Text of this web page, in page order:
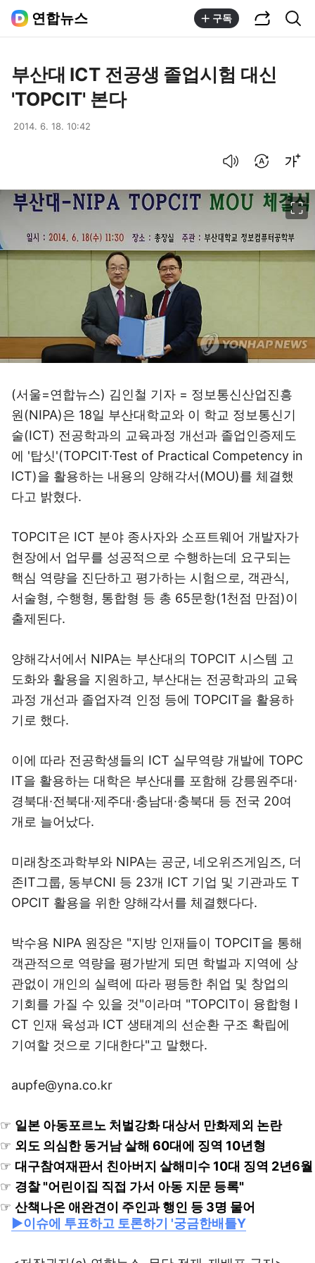
연합뉴스 구독
부산대 ICT 전공생 졸업시험 대신
'TOPCIT' 본다
2014. 6. 18. 10:42
(서울=연합뉴스) 김인철 기자 = 정보통신산업진흥
원(NIPA)은 18일 부산대학교와 이 학교 정보통신기
술(ICT) 전공학과의 교육과정 개선과 졸업인증제도
에 '탑싯'(TOPCIT·Test of Practical Competency in
ICT)을 활용하는 내용의 양해각서(MOU)를 체결했
다고 밝혔다.
TOPCIT은 ICT 분야 종사자와 소프트웨어 개발자가
현장에서 업무를 성공적으로 수행하는데 요구되는
핵심 역량을 진단하고 평가하는 시험으로, 객관식,
서술형, 수행형, 통합형 등 총 65문항(1천점 만점)이
출제된다.
양해각서에서 NIPA는 부산대의 TOPCIT 시스템 고
도화와 활용을 지원하고, 부산대는 전공학과의 교육
과정 개선과 졸업자격 인정 등에 TOPCIT을 활용하
기로 했다.
이에 따라 전공학생들의 ICT 실무역량 개발에 TOPC
IT을 활용하는 대학은 부산대를 포함해 강릉원주대·
경북대·전북대·제주대·충남대·충북대 등 전국 20여
개로 늘어났다.
미래창조과학부와 NIPA는 공군, 네오위즈게임즈, 더
존IT그룹, 동부CNI 등 23개 ICT 기업 및 기관과도 T
OPCIT 활용을 위한 양해각서를 체결했다다.
박수용 NIPA 원장은 "지방 인재들이 TOPCIT을 통해
객관적으로 역량을 평가받게 되면 학벌과 지역에 상
관없이 개인의 실력에 따라 평등한 취업 및 창업의
기회를 가질 수 있을 것"이라며 "TOPCIT이 융합형 I
CT 인재 육성과 ICT 생태계의 선순환 구조 확립에
기여할 것으로 기대한다"고 말했다.
aupfe@yna.co.kr
☞ 일본 아동포르노 처벌강화 대상서 만화제외 논란
☞ 외도 의심한 동거남 살해 60대에 징역 10년형
☞ 대구참여재판서 친아버지 살해미수 10대 징역 2년6월
☞ 경찰 "어린이집 직접 가서 아동 지문 등록"
☞ 산책나온 애완견이 주인과 행인 등 3명 물어
▶이슈에 투표하고 토론하기 '궁금한배틀Y